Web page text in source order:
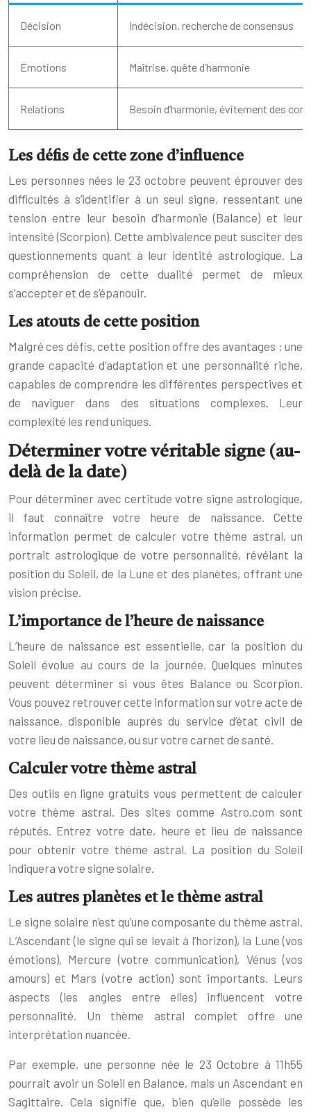
Décision Indécision, recherche de consensus
Émotions Maîtrise, quête d’harmonie
Relations Besoin d’harmonie, évitement des
Les défis de cette zone d’influence
Les personnes nées le 23 octobre peuvent éprouver des
difficultés à s’identifier à un seul signe, ressentant une
tension entre leur besoin d’harmonie (Balance) et leur
intensité (Scorpion). Cette ambivalence peut susciter des
questionnements quant à leur identité astrologique. La
compréhension de cette dualité permet de mieux
s’accepter et de s’épanouir.
Les atouts de cette position
Malgré ces défis, cette position offre des avantages : une
grande capacité d’adaptation et une personnalité riche,
capables de comprendre les différentes perspectives et
de naviguer dans des situations complexes. Leur
complexité les rend uniques.
Déterminer votre véritable signe (au-
delà de la date)
Pour déterminer avec certitude votre signe astrologique,
il faut connaître votre heure de naissance. Cette
information permet de calculer votre thème astral, un
portrait astrologique de votre personnalité, révélant la
position du Soleil, de la Lune et des planètes, offrant une
vision précise.
L’importance de l’heure de naissance
L’heure de naissance est essentielle, car la position du
Soleil évolue au cours de la journée. Quelques minutes
peuvent déterminer si vous êtes Balance ou Scorpion.
Vous pouvez retrouver cette information sur votre acte de
naissance, disponible auprès du service d’état civil de
votre lieu de naissance, ou sur votre carnet de santé.
Calculer votre thème astral
Des outils en ligne gratuits vous permettent de calculer
votre thème astral. Des sites comme Astro.com sont
réputés. Entrez votre date, heure et lieu de naissance
pour obtenir votre thème astral. La position du Soleil
indiquera votre signe solaire.
Les autres planètes et le thème astral
Le signe solaire n’est qu’une composante du thème astral.
L’Ascendant (le signe qui se levait à l’horizon), la Lune (vos
émotions), Mercure (votre communication), Vénus (vos
amours) et Mars (votre action) sont importants. Leurs
aspects (les angles entre elles) influencent votre
personnalité. Un thème astral complet offre une
interprétation nuancée.
Par exemple, une personne née le 23 Octobre à 11h55
pourrait avoir un Soleil en Balance, mais un Ascendant en
Sagittaire. Cela signifie que, bien qu’elle possède les